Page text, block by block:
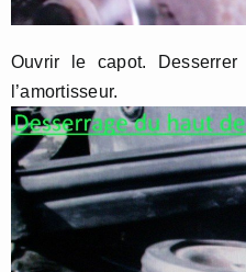
Ouvrir le capot.
l’amortisseur.